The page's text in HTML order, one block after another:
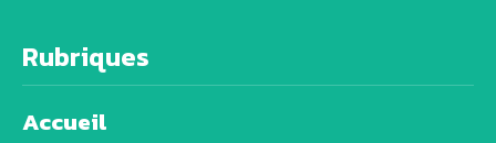
Rubriques
Accueil